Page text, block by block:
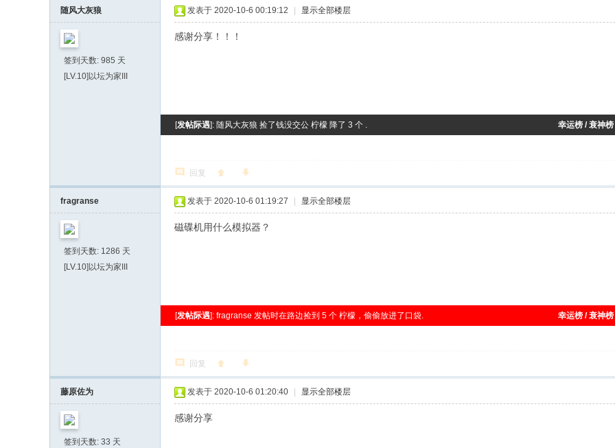
随风大灰狼
签到天数: 985 天
[LV.10]以坛为家III
发表于 2020-10-6 00:19:12 显示全部楼层
感谢分享！！！
[发帖际遇]: 随风大灰狼 捡了钱没交公 柠檬 降了 3 个 . 幸运榜 / 衰神榜
回复
fragranse
签到天数: 1286 天
[LV.10]以坛为家III
发表于 2020-10-6 01:19:27 显示全部楼层
磁碟机用什么模拟器？
[发帖际遇]: fragranse 发帖时在路边捡到 5 个 柠檬，偷偷放进了口袋. 幸运榜 / 衰神榜
回复
藤原佐为
签到天数: 33 天
发表于 2020-10-6 01:20:40 显示全部楼层
感谢分享